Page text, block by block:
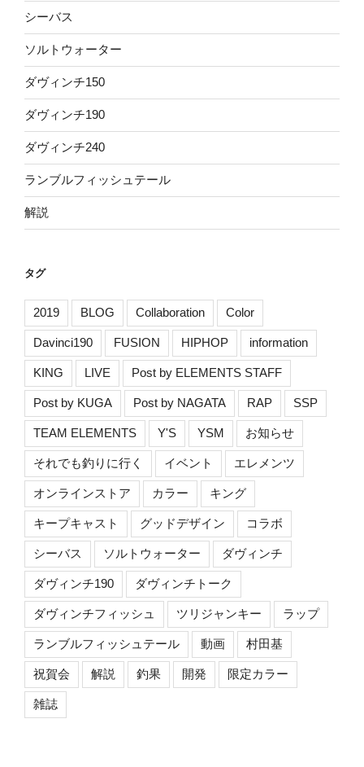
シーバス
ソルトウォーター
ダヴィンチ150
ダヴィンチ190
ダヴィンチ240
ランブルフィッシュテール
解説
タグ
2019 BLOG Collaboration Color
Davinci190 FUSION HIPHOP information
KING LIVE Post by ELEMENTS STAFF
Post by KUGA Post by NAGATA RAP SSP
TEAM ELEMENTS Y'S YSM お知らせ
それでも釣りに行く イベント エレメンツ
オンラインストア カラー キング
キープキャスト グッドデザイン コラボ
シーバス ソルトウォーター ダヴィンチ
ダヴィンチ190 ダヴィンチトーク
ダヴィンチフィッシュ ツリジャンキー ラップ
ランブルフィッシュテール 動画 村田基
祝賀会 解説 釣果 開発 限定カラー
雑誌